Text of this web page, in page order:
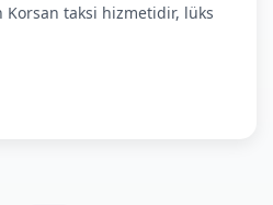
Korsan taksi hizmetidir, lüks